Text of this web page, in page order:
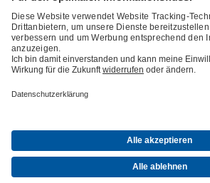
Alle KSB-Kontakte
Zurück zur Übersicht